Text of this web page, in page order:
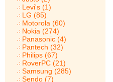
Levi's (1)
LG (85)
Motorola (60)
Nokia (274)
Panasonic (4)
Pantech (32)
Philips (67)
RoverPC (21)
Samsung (285)
Sendo (7)